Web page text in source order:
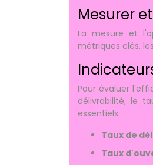
Mesurer
La mesure et
métriques clés,
Pour évaluer
délivrabilité, le
essentiels.
Taux de
Taux